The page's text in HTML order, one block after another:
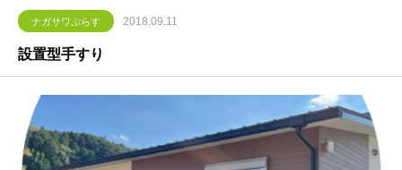
ナガサワぷらす 2018.09.11
設置型手すり